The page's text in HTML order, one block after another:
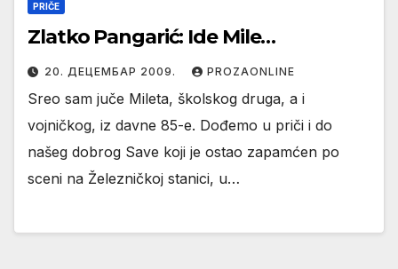
PRIČE
Zlatko Pangarić: Ide Mile…
20. ДЕЦЕМБАР 2009. PROZAONLINE
Sreo sam juče Mileta, školskog druga, a i
vojničkog, iz davne 85-e. Dođemo u priči i do
našeg dobrog Save koji je ostao zapamćen po
sceni na Železničkoj stanici, u…